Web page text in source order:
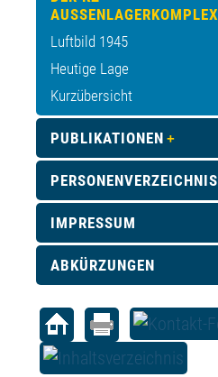
AUSSENLAGERKOMPLEX
Luftbild 1945
Heutige Lage
Kurzübersicht
PUBLIKATIONEN
PERSONENVERZEICHNIS
IMPRESSUM
ABKÜRZUNGEN